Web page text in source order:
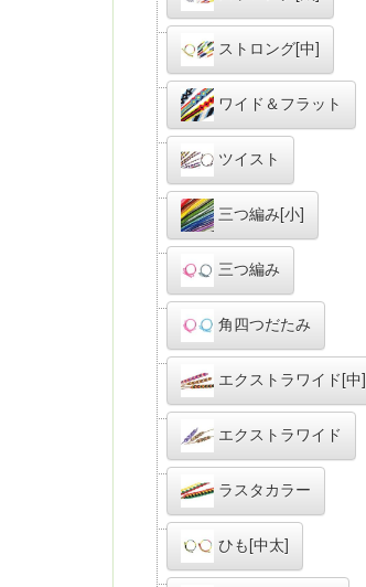
ストロング[中]
ワイド＆フラット
ツイスト
三つ編み[小]
三つ編み
角四つだたみ
エクストラワイド[中]
エクストラワイド
ラスタカラー
ひも[中太]